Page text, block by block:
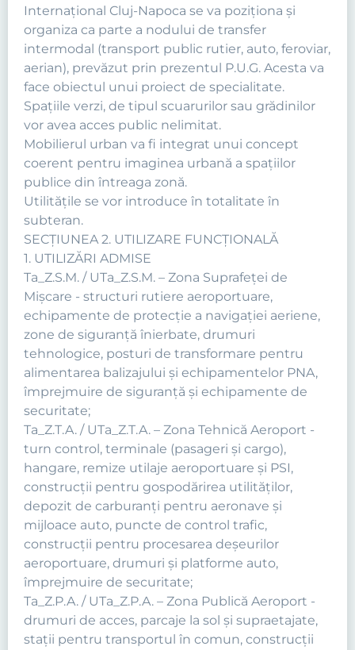
Internaţional Cluj-Napoca se va poziţiona şi
organiza ca parte a nodului de transfer
intermodal (transport public rutier, auto, feroviar,
aerian), prevăzut prin prezentul P.U.G. Acesta va
face obiectul unui proiect de specialitate.
Spaţiile verzi, de tipul scuarurilor sau grădinilor
vor avea acces public nelimitat.
Mobilierul urban va fi integrat unui concept
coerent pentru imaginea urbană a spaţiilor
publice din întreaga zonă.
Utilităţile se vor introduce în totalitate în
subteran.
SECŢIUNEA 2. UTILIZARE FUNCŢIONALĂ
1. UTILIZĂRI ADMISE
Ta_Z.S.M. / UTa_Z.S.M. – Zona Suprafeţei de
Mişcare - structuri rutiere aeroportuare,
echipamente de protecţie a navigaţiei aeriene,
zone de siguranţă înierbate, drumuri
tehnologice, posturi de transformare pentru
alimentarea balizajului şi echipamentelor PNA,
împrejmuire de siguranţă şi echipamente de
securitate;
Ta_Z.T.A. / UTa_Z.T.A. – Zona Tehnică Aeroport -
turn control, terminale (pasageri şi cargo),
hangare, remize utilaje aeroportuare şi PSI,
construcţii pentru gospodărirea utilităţilor,
depozit de carburanţi pentru aeronave şi
mijloace auto, puncte de control trafic,
construcţii pentru procesarea deşeurilor
aeroportuare, drumuri şi platforme auto,
împrejmuire de securitate;
Ta_Z.P.A. / UTa_Z.P.A. – Zona Publică Aeroport -
drumuri de acces, parcaje la sol şi supraetajate,
staţii pentru transportul în comun, construcţii